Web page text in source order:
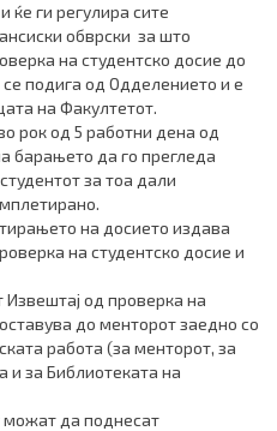
ќе ги регулира сите
обврски за што
на студентско досие до
подига од Одделението и е
на Факултетот.
рок од 5 работни дена од
барањето да го прегледа
за тоа дали
на досието издава
на студентско досие и
од проверка на
до менторот заедно со
работа (за менторот, за
и за Библиотеката на
можат да поднесат